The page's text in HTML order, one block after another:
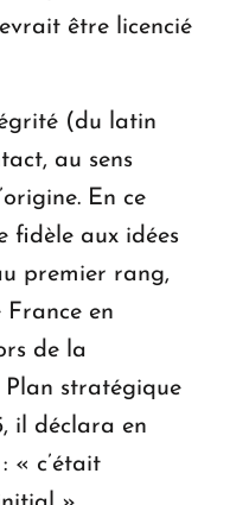
être licencié
(du latin
au sens
En ce
fidèle aux idées
premier rang,
France en
de la
stratégique
il déclara en
« c’était